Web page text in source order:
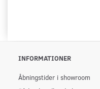
INFORMATIONER
Åbningstider i showroom